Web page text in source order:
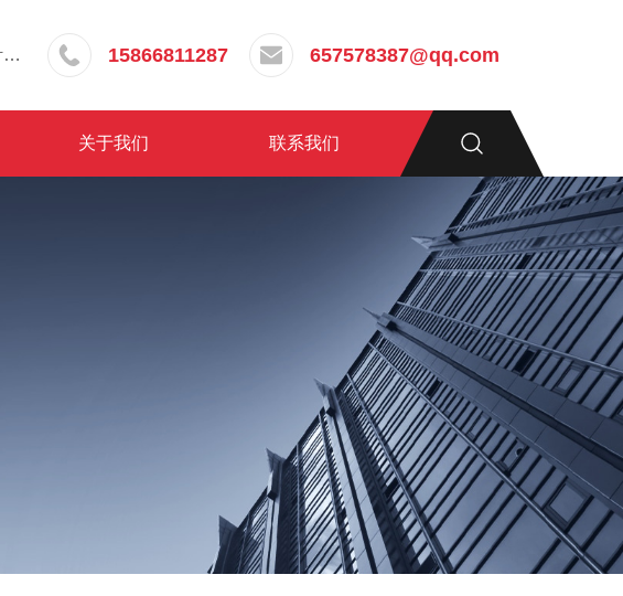
山东省青岛市城阳区上马工业园青岛中超针织有限公司院内东办公楼三层 15866811287 657578387@qq.com
关于我们 联系我们